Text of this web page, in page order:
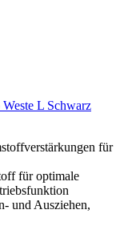
L Schwarz
für
für optimale
und Ausziehen,